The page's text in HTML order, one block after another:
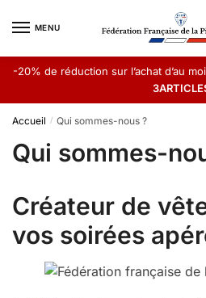
MENU
-20% de réduction sur l’achat d’au
Accueil / Qui sommes-nous ?
Qui sommes-
Créateur de
vos soirées